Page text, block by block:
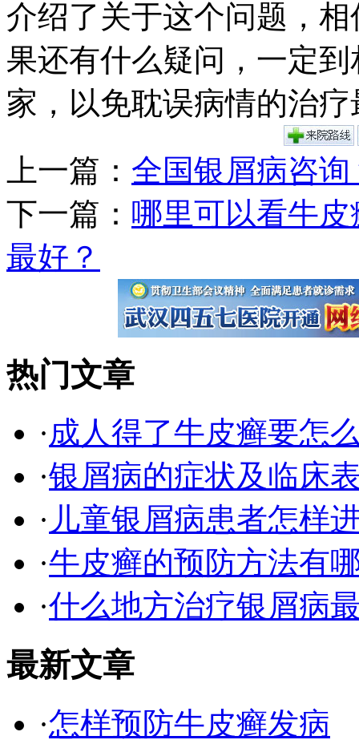
介绍了关于这个问题，
果还有什么疑问，一定
家，以免耽误病情的治
上一篇： 全国银屑病咨
下一篇： 哪里可以看牛
最好？
热门文章
·成人得了牛皮癣要怎
·银屑病的症状及临床
· 儿童银屑病患者怎样
·牛皮癣的预防方法有
·什么地方治疗银屑病
最新文章
·怎样预防牛皮癣发病